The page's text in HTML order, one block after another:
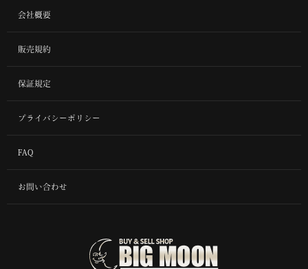
会社概要
販売規約
保証規定
プライバシーポリシー
FAQ
お問い合わせ